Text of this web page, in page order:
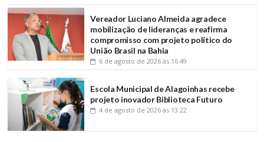
Vereador Luciano Almeida agradece
mobilização de lideranças e reafirma
compromisso com projeto político do
União Brasil na Bahia
6 de agosto de 2026 às 16:49
Escola Municipal de Alagoinhas recebe
projeto inovador Biblioteca Futuro
4 de agosto de 2026 às 13:22